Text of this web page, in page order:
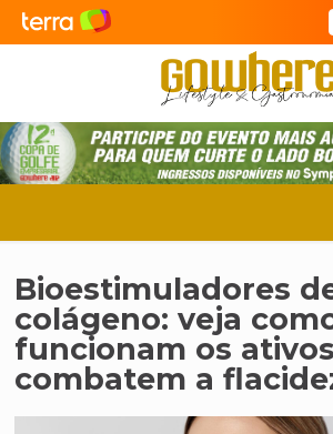
Bioestimuladores
colágeno: veja
funcionam os
combatem a